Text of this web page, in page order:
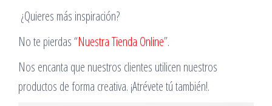
¿Quieres más inspiración?
No te pierdas “Nuestra Tienda Online”.
Nos encanta que nuestros clientes utilicen nuestros
productos de forma creativa. ¡Atrévete tú también!.